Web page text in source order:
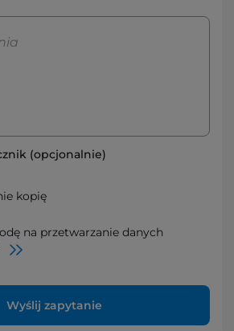
(opcjonalnie)
kopię
na przetwarzanie danych
Wyślij zapytanie